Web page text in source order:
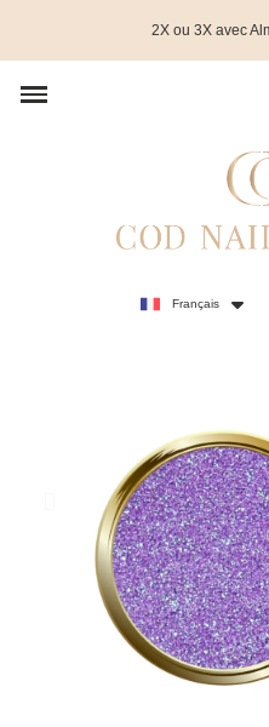
2X ou 3X avec
Français